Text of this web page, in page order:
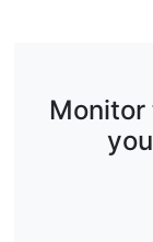
Monitor